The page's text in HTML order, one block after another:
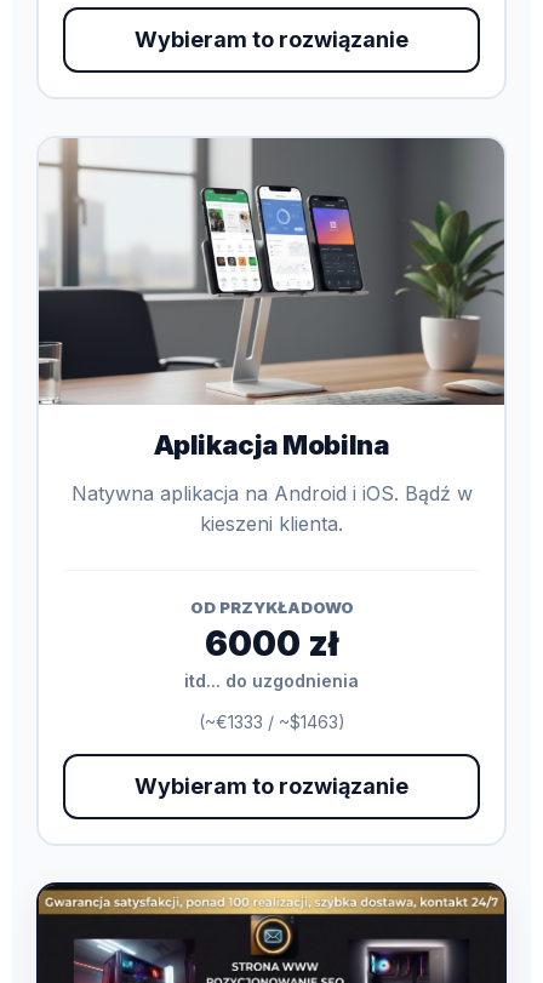
Wybieram to rozwiązanie
Aplikacja Mobilna
Natywna aplikacja na Android i iOS. Bądź w
kieszeni klienta.
OD PRZYKŁADOWO
6000 zł
itd... do uzgodnienia
(~€1333 / ~$1463)
Wybieram to rozwiązanie